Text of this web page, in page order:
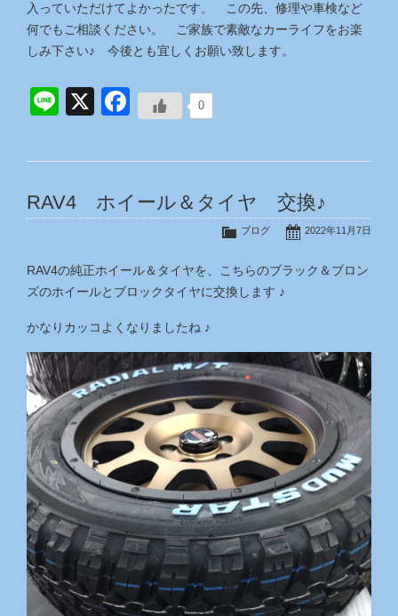
入っていただけてよかったです。 この先、修理や車検など
何でもご相談ください。 ご家族で素敵なカーライフをお楽
しみ下さい♪ 今後とも宜しくお願い致します。
0
Line
X Facebook
RAV4 ホイール＆タイヤ 交換♪
2022年11月7日
ブログ
RAV4の純正ホイール＆タイヤを、こちらのブラック＆ブロン
ズのホイールとブロックタイヤに交換します ♪
かなりカッコよくなりましたね ♪